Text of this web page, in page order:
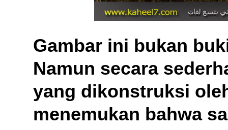
Gambar ini bukan
Namun secara
yang dikonstruksi
menemukan bahwa